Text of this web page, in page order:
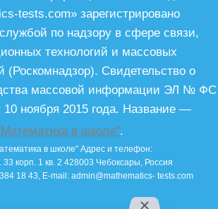
tests.com» зарегистрировано
по надзору в сфере связи,
технологий и массовых
(Роскомнадзор). Свидетельство о
массовой информации ЭЛ № ФС
10 ноября 2015 года. Название —
в школе".
в школе" Адрес и телефон:
корп. 1 кв. 2 428003 Чебоксары, Россия
18 43, E-mail: admin@mathematics- tests.com